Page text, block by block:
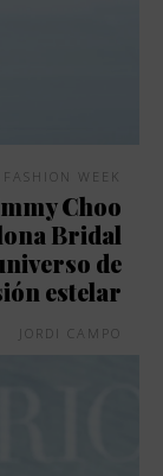
WEEK
Choo
Bridal
de
estelar
JORDI CAMPO